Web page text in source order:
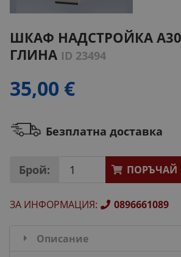
ШКАФ НАДСТРОЙКА
ГЛИНА ID 23494
35,00 €
Безплатна доставка
Брой: ПОРЪЧАЙ
ЗА ИНФОРМАЦИЯ: 0896661089
Описание